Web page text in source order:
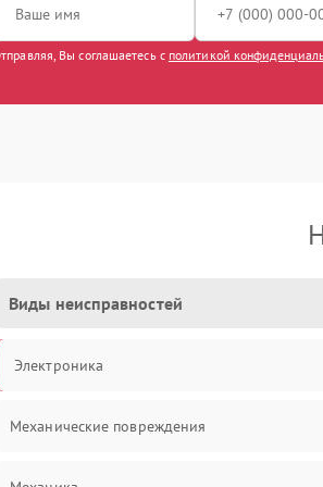
Вы соглашаетесь с политикой
Виды неисправностей
Электроника
Механические повреждения